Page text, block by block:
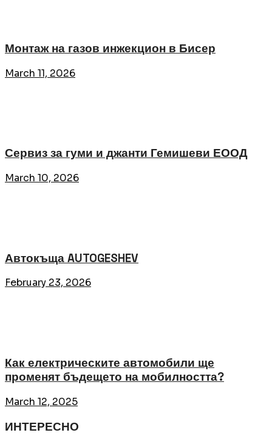
Монтаж на газов инжекцион в Бисер
March 11, 2026
Сервиз за гуми и джанти Гемишеви ЕООД
March 10, 2026
Автокъща AUTOGESHEV
February 23, 2026
Как електрическите автомобили ще
променят бъдещето на мобилността?
March 12, 2025
ИНТЕРЕСНО